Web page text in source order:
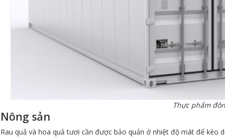
Thực phẩm
Nông sản
Rau quả và hoa quả tươi cần được bảo quản ở nhiệt độ mát để kéo